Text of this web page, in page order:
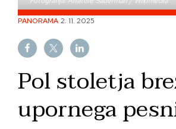
content
PANORAMA 2. 11. 2025
Pol stoletja
upornega